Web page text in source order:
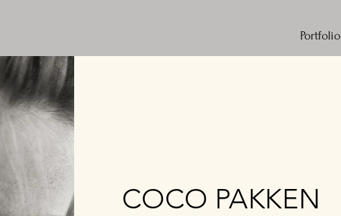
Portfolio
COCO PAKKEN